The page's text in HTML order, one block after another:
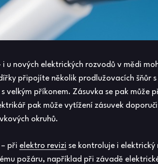
i u nových elektrických rozvodů v mědi
připojíte několik prodlužovacích šňůr
velkým příkonem. Zásuvka se pak může
pak může vytížení zásuvek
okruhů.
– při elektro revizi se kontroluje i
požáru, například při závadě